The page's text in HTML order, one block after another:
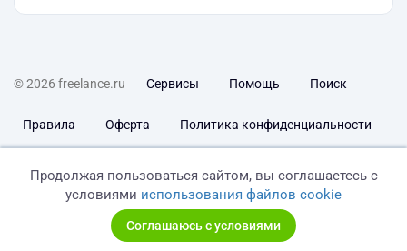
© 2026 freelance.ru Сервисы Помощь Поиск
Правила Оферта Политика конфиденциальности
Продолжая пользоваться сайтом, вы соглашаетесь с
условиями использования файлов cookie
Соглашаюсь с условиями